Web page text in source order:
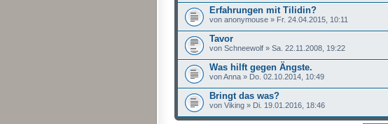
Erfahrungen mit Tilidin?
von anonymouse » Fr. 24.04.2015, 10:11
Tavor
von Schneewolf » Sa. 22.11.2008, 19:22
Was hilft gegen Ängste.
von Anna » Do. 02.10.2014, 10:49
Bringt das was?
von Viking » Di. 19.01.2016, 18:46